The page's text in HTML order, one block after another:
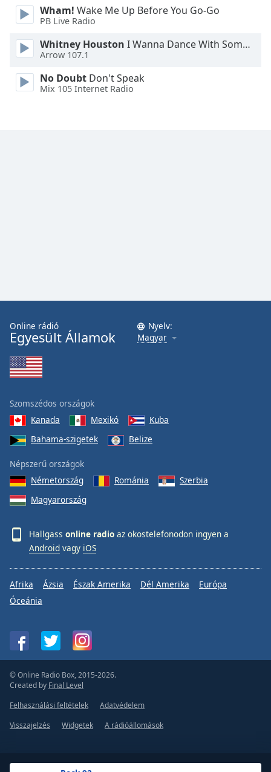
Wham! Wake Me Up Before You Go-Go
PB Live Radio
Whitney Houston I Wanna Dance With Somebody
Arrow 107.1
No Doubt Don't Speak
Mix 105 Internet Radio
Online rádió
Egyesült Államok
Nyelv:
Magyar
Szomszédos országok
Kanada
Mexikó
Kuba
Bahama-szigetek
Belize
Népszerű országok
Németország
Románia
Szerbia
Magyarország
Hallgass online radio az okostelefonodon ingyen a
Android vagy iOS
Afrika Ázsia Észak Amerika Dél Amerika
Európa
Óceánia
© Online Radio Box, 2015-2026.
Created by Final Level
Felhasználási feltételek
Adatvédelem
Visszajelzés
Widgetek A rádióállomások